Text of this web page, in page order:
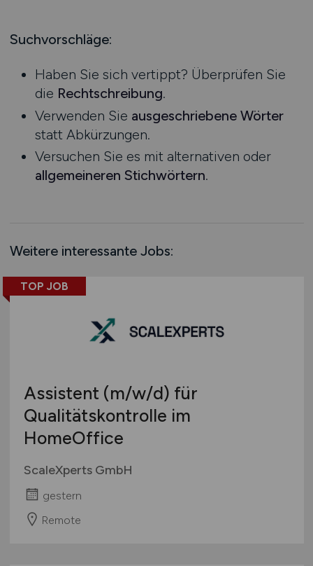
BG-AT
TV-Ärzte
TV-Ärzte VKA
TV-BA
Ausbildung / Studium
Praktikum
Mecklenburg-Vorpommern
Nordrhein-Westfalen
Rheinland-Pfalz
Saarland
Sachsen
Sachsen-Anhalt
Schleswig-Holstein
Schweiz
Europa
International
Suchvorschläge:
Haben Sie sich vertippt? Überprüfen Sie
die Rechtschreibung.
Verwenden Sie ausgeschriebene Wörter
statt Abkürzungen.
Versuchen Sie es mit alternativen oder
allgemeineren Stichwörtern.
Weitere interessante Jobs:
TOP JOB
Assistent (m/w/d) für
Qualitätskontrolle im
HomeOffice
ScaleXperts GmbH
gestern
Remote